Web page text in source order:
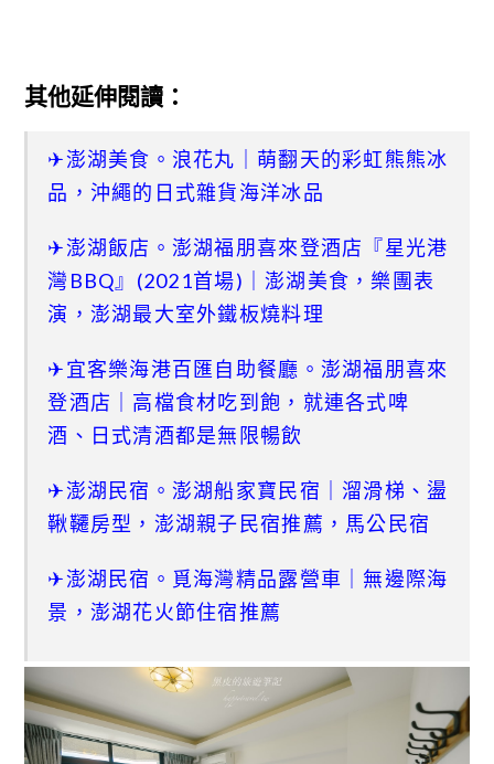
其他延伸閱讀：
✈澎湖美食。浪花丸｜萌翻天的彩虹熊熊冰
品，沖繩的日式雜貨海洋冰品
✈澎湖飯店。澎湖福朋喜來登酒店『星光港
灣BBQ』(2021首場)｜澎湖美食，樂團表
演，澎湖最大室外鐵板燒料理
✈宜客樂海港百匯自助餐廳。澎湖福朋喜來
登酒店｜高檔食材吃到飽，就連各式啤
酒、日式清酒都是無限暢飲
✈澎湖民宿。澎湖船家寶民宿｜溜滑梯、盪
鞦韆房型，澎湖親子民宿推薦，馬公民宿
✈澎湖民宿。覓海灣精品露營車｜無邊際海
景，澎湖花火節住宿推薦